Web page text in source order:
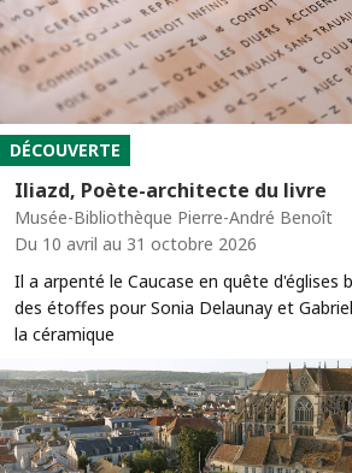
DÉCOUVERTE
Iliazd, Poète-architecte du livre
Musée-Bibliothèque Pierre-André Benoît
Du 10 avril au 31 octobre 2026
Il a arpenté le Caucase en quête d'églises
des étoffes pour Sonia Delaunay et
la céramique